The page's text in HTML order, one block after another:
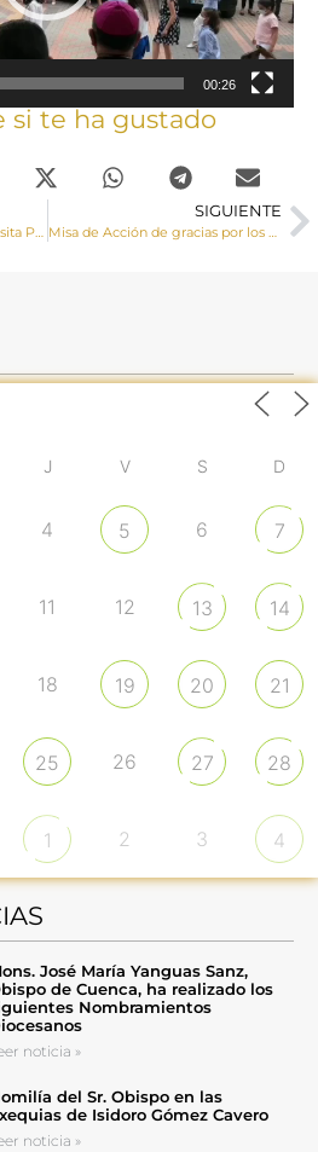
00:26
si te ha gustado
Mons. Yanguas realiza una Visita Pastoral a Casillas de Ranera
SIGUIENTE
Misa de Acción de gracias por los 50 años la ordenación sacerdotal del Sr. Obispo
J V S D
4 5 6 7
11 12 13 14
18 19 20 21
25 26 27 28
1 2 3 4
José María Yanguas Sanz,
de Cuenca, ha realizado los
Nombramientos
noticia »
del Sr. Obispo en las
de Isidoro Gómez Cavero
noticia »